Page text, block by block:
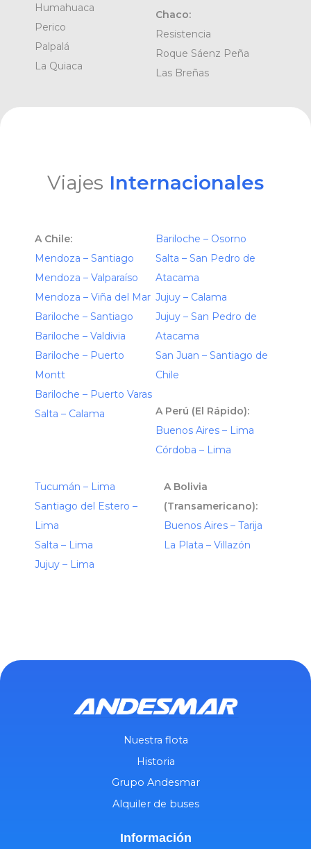
Humahuaca
Perico
Palpalá
La Quiaca
Chaco:
Resistencia
Roque Sáenz Peña
Las Breñas
Viajes Internacionales
A Chile:
Mendoza – Santiago
Mendoza – Valparaíso
Mendoza – Viña del Mar
Bariloche – Santiago
Bariloche – Valdivia
Bariloche – Puerto
Montt
Bariloche – Puerto Varas
Salta – Calama
Bariloche – Osorno
Salta – San Pedro de
Atacama
Jujuy – Calama
Jujuy – San Pedro de
Atacama
San Juan – Santiago de
Chile
A Perú (El Rápido):
Buenos Aires – Lima
Córdoba – Lima
Tucumán – Lima
Santiago del Estero –
Lima
Salta – Lima
Jujuy – Lima
A Bolivia
(Transamericano):
Buenos Aires – Tarija
La Plata – Villazón
Nuestra flota
Historia
Grupo Andesmar
Alquiler de buses
Información